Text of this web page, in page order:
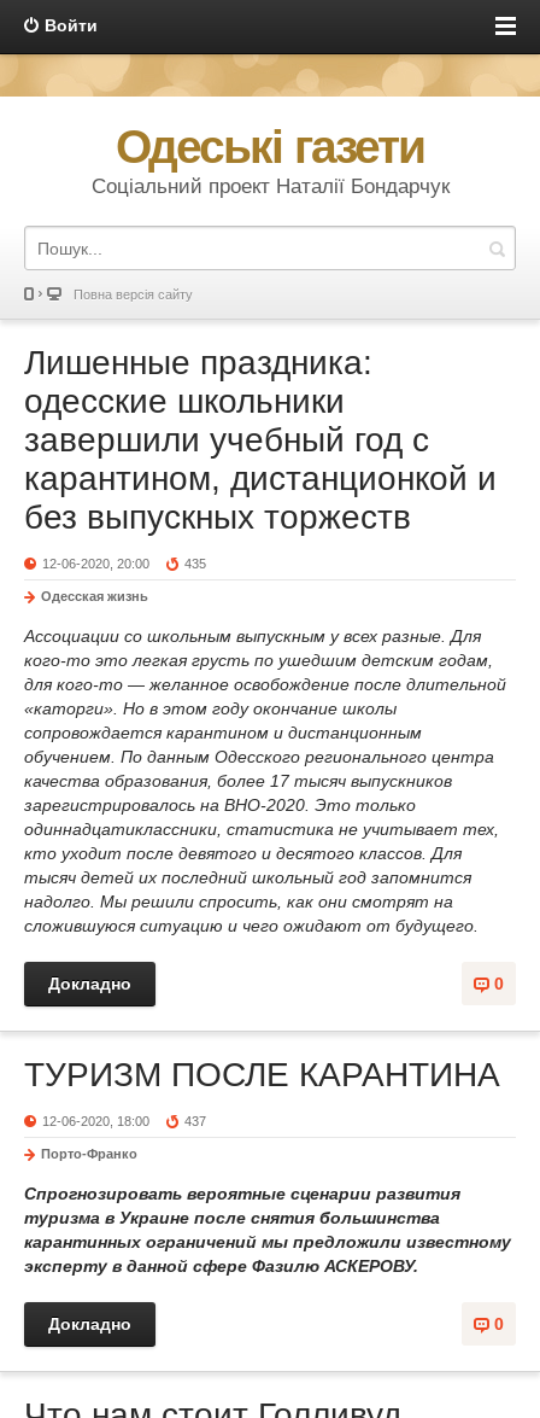
Войти
Одеські газети
Соціальний проект Наталії Бондарчук
Повна версія сайту
Лишенные праздника:
одесские школьники
завершили учебный год с
карантином, дистанционкой и
без выпускных торжеств
12-06-2020, 20:00 435
Одесская жизнь
Ассоциации со школьным выпускным у всех разные. Для
кого-то это легкая грусть по ушедшим детским годам,
для кого-то — желанное освобождение после длительной
«каторги». Но в этом году окончание школы
сопровождается карантином и дистанционным
обучением. По данным Одесского регионального центра
качества образования, более 17 тысяч выпускников
зарегистрировалось на ВНО-2020. Это только
одиннадцатиклассники, статистика не учитывает тех,
кто уходит после девятого и десятого классов. Для
тысяч детей их последний школьный год запомнится
надолго. Мы решили спросить, как они смотрят на
сложившуюся ситуацию и чего ожидают от будущего.
0
Докладно
ТУРИЗМ ПОСЛЕ КАРАНТИНА
12-06-2020, 18:00 437
Порто-Франко
Спрогнозировать вероятные сценарии развития
туризма в Украине после снятия большинства
карантинных ограничений мы предложили известному
эксперту в данной сфере Фазилю АСКЕРОВУ.
0
Докладно